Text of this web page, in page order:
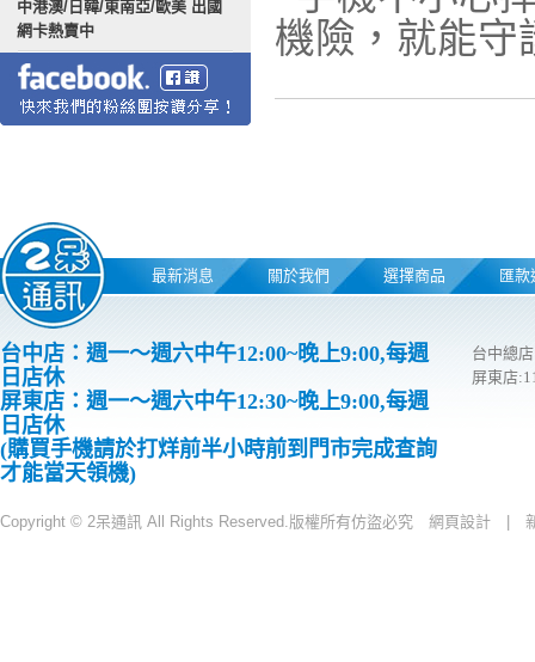
中港澳/日韓/東南亞/歐美 出國
網卡熱賣中
機險，就能守
最新消息 關於我們 選擇商品 匯款
台中總
屏東店
台中店：週一～週六中午12:00~晚上9:00,每週
日店休
屏東店：週一～週六中午12:30~晚上9:00,每週
日店休
(購買手機請於打烊前半小時前到門市完成查詢
才能當天領機)
Copyright © 2呆通訊 All Rights Reserved.版權所有仿盜必究 網頁設計 |